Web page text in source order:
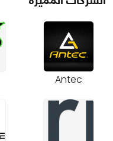
Antec